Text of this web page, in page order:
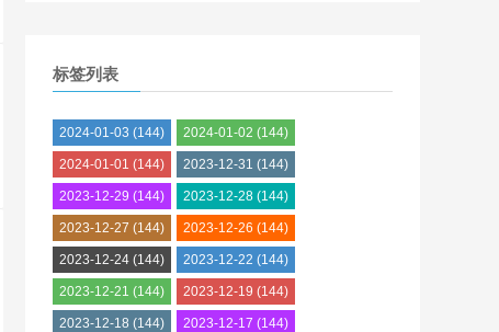
标签列表
2024-01-03 (144) 2024-01-02 (144)
2024-01-01 (144) 2023-12-31 (144)
2023-12-29 (144) 2023-12-28 (144)
2023-12-27 (144) 2023-12-26 (144)
2023-12-24 (144) 2023-12-22 (144)
2023-12-21 (144) 2023-12-19 (144)
2023-12-18 (144) 2023-12-17 (144)